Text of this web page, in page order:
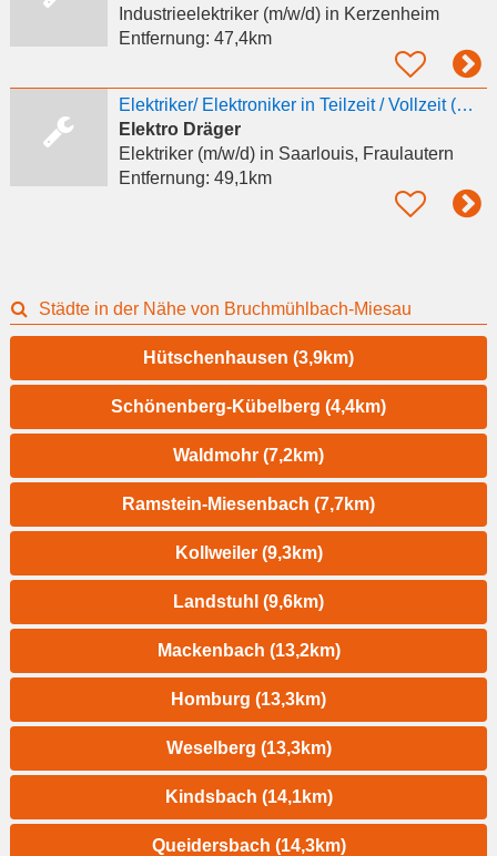
Industrieelektriker (m/w/d)in Kerzenheim
Entfernung: 47,4km
Elektriker/ Elektroniker in Teilzeit / Vollzeit (m/w/d)
Elektro Dräger
Elektriker (m/w/d)in Saarlouis, Fraulautern
Entfernung: 49,1km
Städte in der Nähe von Bruchmühlbach-Miesau
Hütschenhausen (3,9km)
Schönenberg-Kübelberg (4,4km)
Waldmohr (7,2km)
Ramstein-Miesenbach (7,7km)
Kollweiler (9,3km)
Landstuhl (9,6km)
Mackenbach (13,2km)
Homburg (13,3km)
Weselberg (13,3km)
Kindsbach (14,1km)
Queidersbach (14,3km)